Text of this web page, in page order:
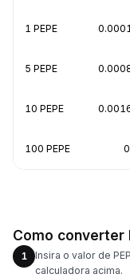
1 PEPE
5 PEPE
10 PEPE
100 PEPE
Como converter
1
Insira o valor de
calculadora acima.